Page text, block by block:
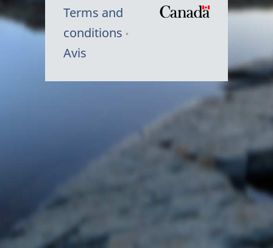
Terms and
conditions
Avis
du